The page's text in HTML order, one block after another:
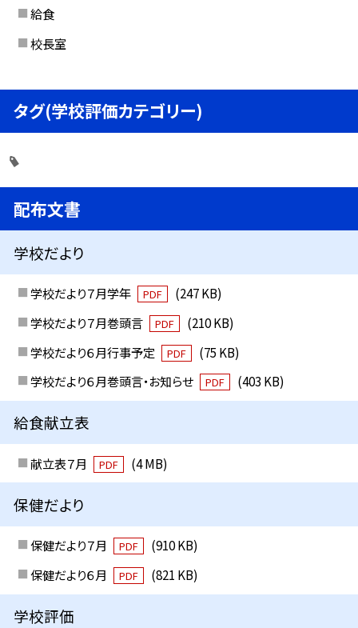
給食
校長室
タグ(学校評価カテゴリー)
配布文書
学校だより
学校だより７月学年 PDF
(247 KB)
学校だより７月巻頭言
PDF
(210 KB)
学校だより６月行事予定
PDF
(75 KB)
学校だより６月巻頭言・お知らせ
PDF (403 KB)
給食献立表
献立表７月 PDF (4 MB)
保健だより
保健だより７月 PDF
(910 KB)
保健だより６月
PDF (821 KB)
学校評価